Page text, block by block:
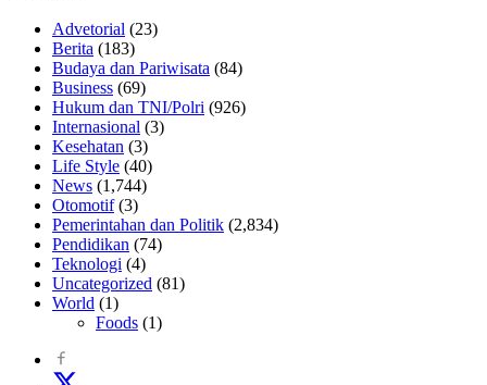
Advetorial (23)
Berita (183)
Budaya dan Pariwisata (84)
Business (69)
Hukum dan TNI/Polri (926)
Internasional (3)
Kesehatan (3)
Life Style (40)
News (1,744)
Otomotif(3)
Pemerintahan dan Politik (2,834)
Pendidikan (74)
Teknologi (4)
Uncategorized (81)
World (1)
Foods (1)